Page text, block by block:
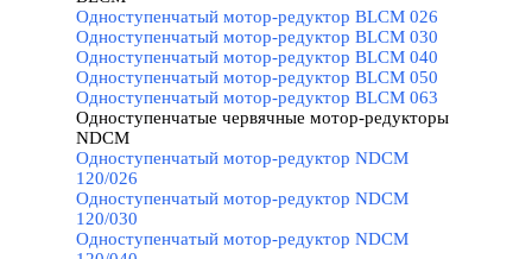
Одноступенчатый мотор-редуктор BLCM 026
Одноступенчатый мотор-редуктор BLCM 030
Одноступенчатый мотор-редуктор BLCM 040
Одноступенчатый мотор-редуктор BLCM 050
Одноступенчатый мотор-редуктор BLCM 063
Одноступенчатые червячные мотор-редукторы
NDCM
Одноступенчатый мотор-редуктор NDCM
120/026
Одноступенчатый мотор-редуктор NDCM
120/030
Одноступенчатый мотор-редуктор NDCM